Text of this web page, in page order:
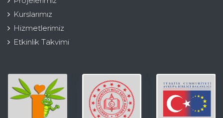
Kurslarımız
Hizmetlerimiz
Etkinlik Takvimi